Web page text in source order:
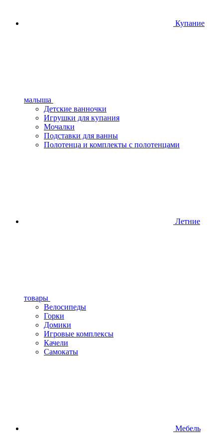
Купание
малыша
Детские ванночки
Игрушки для купания
Мочалки
Подставки для ванны
Полотенца и комплекты с полотенцами
Летние
товары
Велосипеды
Горки
Домики
Игровые комплексы
Качели
Самокаты
Мебель